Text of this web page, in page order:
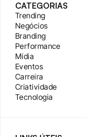
CATEGORIAS
Trending
Negócios
Branding
Performance
Mídia
Eventos
Carreira
Criatividade
Tecnologia